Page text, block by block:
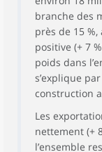
branche des
près de 15
positive (+ 7
poids dans
s’explique
construction
Les
nettement (+
l’ensemble